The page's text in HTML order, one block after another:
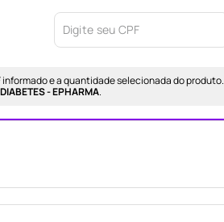
informado e a quantidade selecionada do produto.
- EPHARMA.